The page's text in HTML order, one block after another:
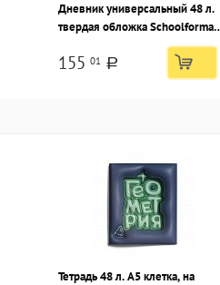
Дневник универсальный 48 л.
твердая обложка Schoolformat
БЕЛЫЙ переплетный картон,
матовая ламинация
155 01 a
Тетрадь 48 л. А5 клетка, на